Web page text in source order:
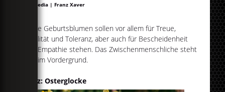
Wikipedia | Franz Xaver
Diese Geburtsblumen sollen vor allem für Treue,
Loyalität und Toleranz, aber auch für Bescheidenheit
und Empathie stehen. Das Zwischenmenschliche steht
hier im Vordergrund.
März: Osterglocke